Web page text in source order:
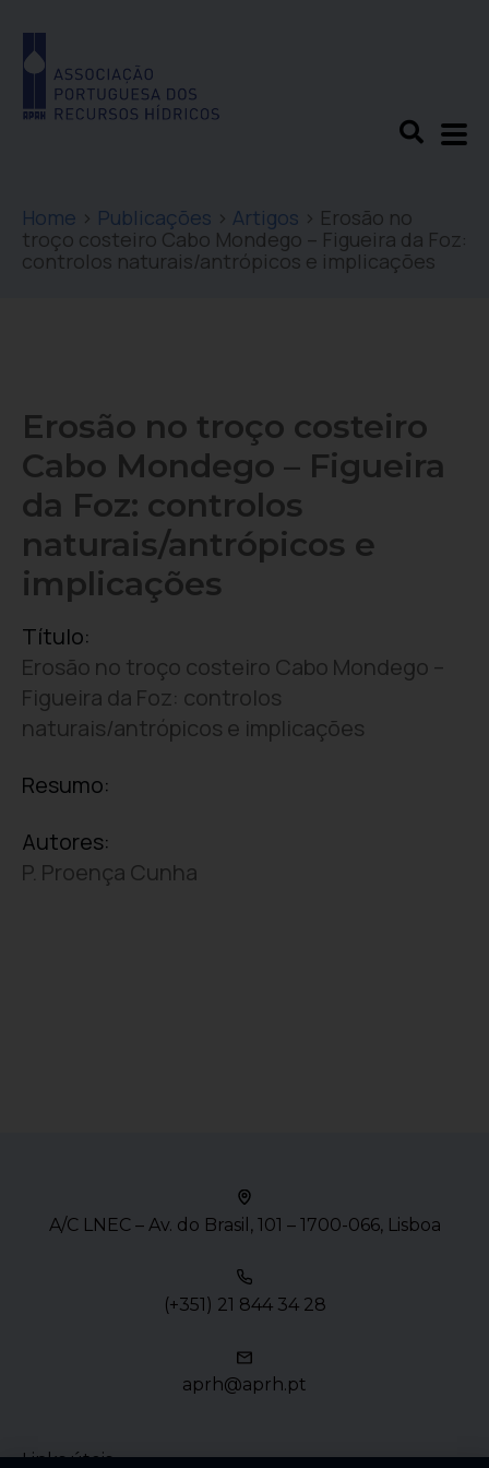
Home > Publicações > Artigos > Erosão no
troço costeiro Cabo Mondego – Figueira da Foz:
controlos naturais/antrópicos e implicações
Erosão no troço costeiro
Cabo Mondego – Figueira
da Foz: controlos
naturais/antrópicos e
implicações
Título:
Erosão no troço costeiro Cabo Mondego –
Figueira da Foz: controlos
naturais/antrópicos e implicações
Resumo:
Autores:
P. Proença Cunha
A/C LNEC – Av. do Brasil, 101 – 1700-066, Lisboa
(+351) 21 844 34 28
aprh@aprh.pt
Links úteis